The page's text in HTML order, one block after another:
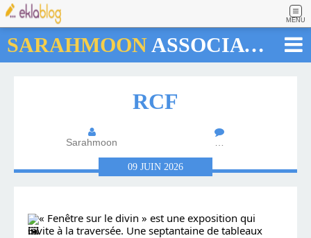
MENU
SARAHMOON ASSOCIATION
RCF
Sarahmoon …
09 JUIN 2026
« Fenêtre sur le divin » est une exposition qui
invite à la traversée. Une septantaine de tableaux